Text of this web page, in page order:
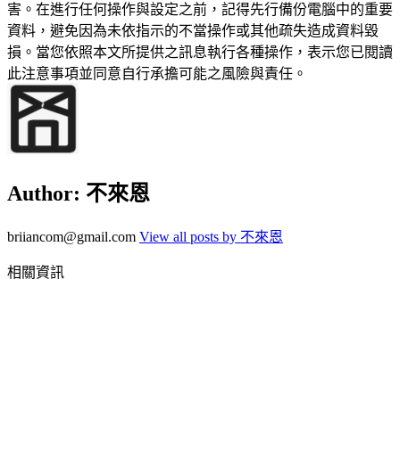
害。在進行任何操作與設定之前，記得先行備份電腦中的重要
資料，避免因為未依指示的不當操作或其他疏失造成資料毀
損。當您依照本文所提供之訊息執行各種操作，表示您已閱讀
此注意事項並同意自行承擔可能之風險與責任。
Author: 不來恩
briiancom@gmail.com View all posts by 不來恩
相關資訊